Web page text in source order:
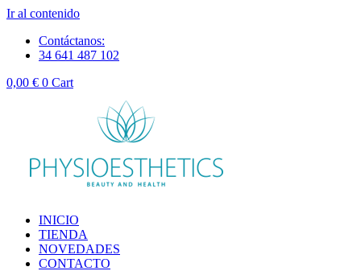
Ir al contenido
Contáctanos:
34 641 487 102
0,00 € 0 Cart
INICIO
TIENDA
NOVEDADES
CONTACTO